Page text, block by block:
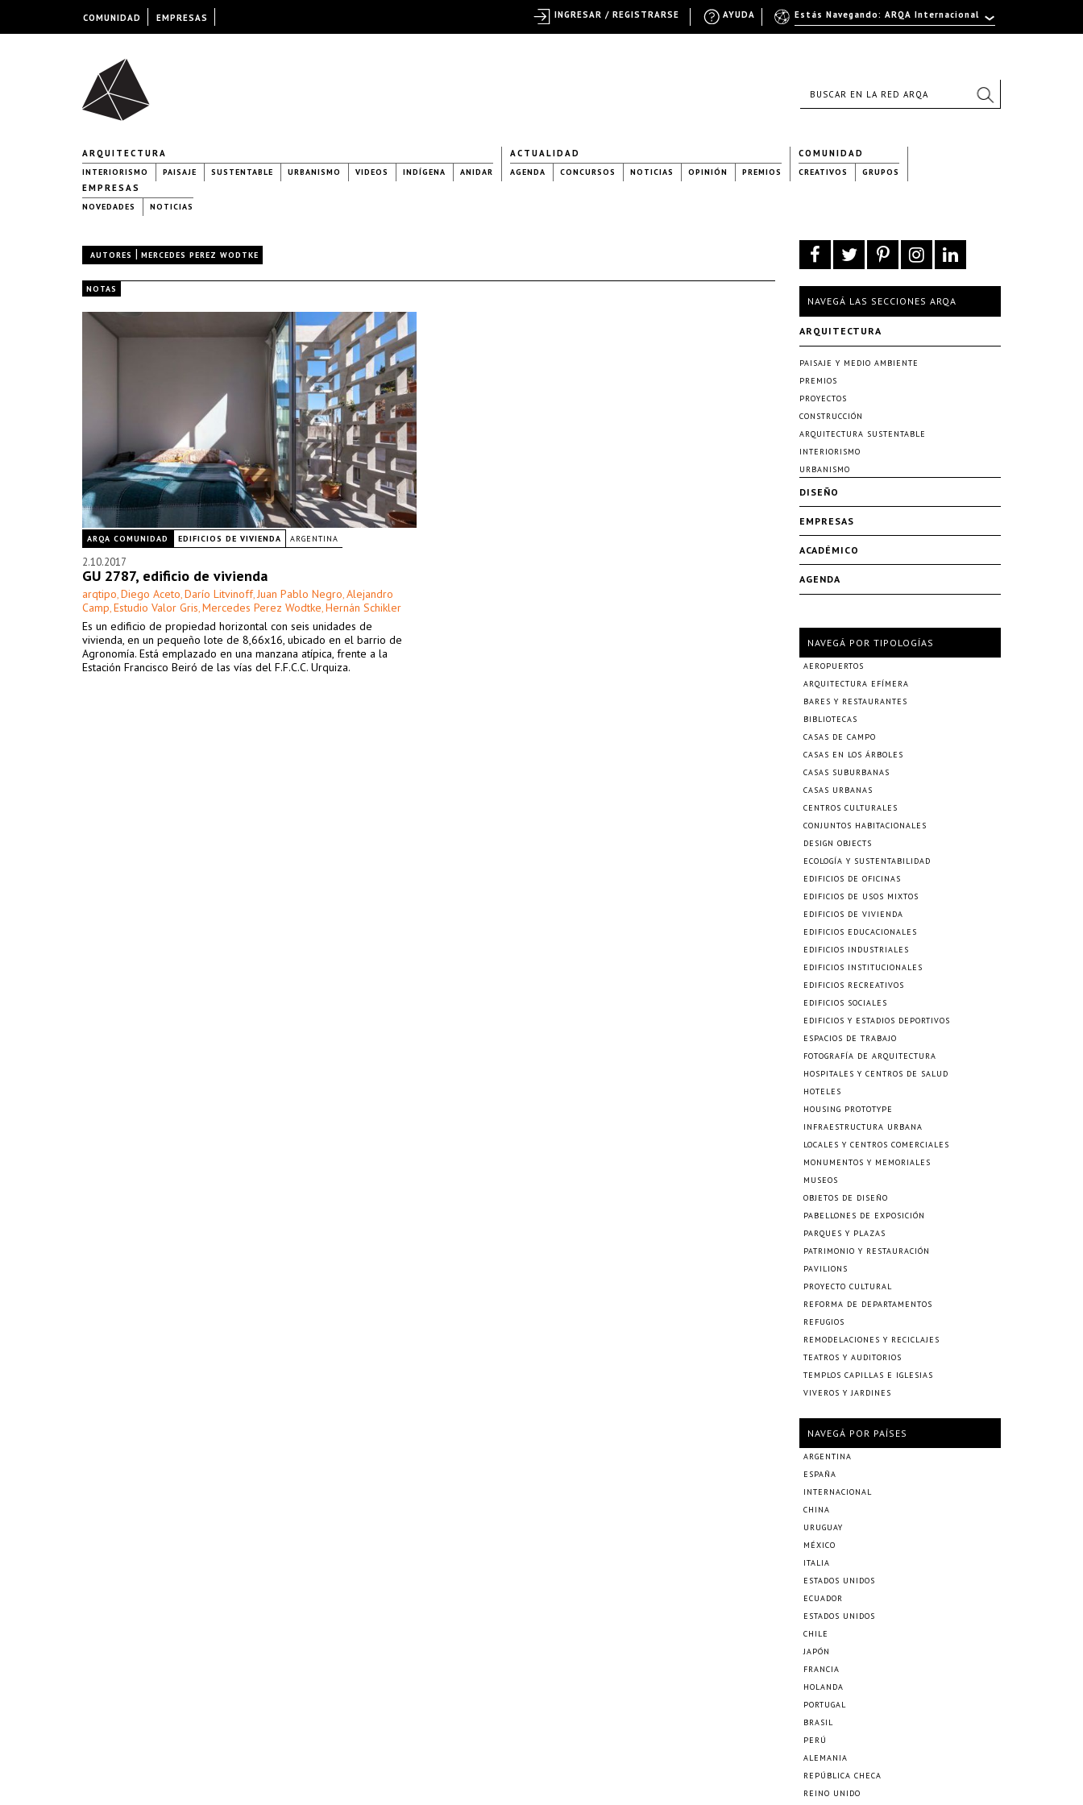
ARQUITECTURA
INTERIORISMO PAISAJE SUSTENTABLE URBANISMO VIDEOS INDÍGENA ANIDAR
ACTUALIDAD
AGENDA CONCURSOS NOTICIAS OPINIÓN PREMIOS
COMUNIDAD
CREATIVOS GRUPOS
EMPRESAS
NOVEDADES NOTICIAS
AUTORES | MERCEDES PEREZ WODTKE
NOTAS
ARQA COMUNIDAD EDIFICIOS DE VIVIENDA ARGENTINA
2.10.2017
GU 2787, edificio de vivienda
arqtipo, Diego Aceto, Darío Litvinoff, Juan Pablo Negro, Alejandro
Camp, Estudio Valor Gris, Mercedes Perez Wodtke, Hernán Schikler
Es un edificio de propiedad horizontal con seis unidades de
vivienda, en un pequeño lote de 8,66x16, ubicado en el barrio de
Agronomía. Está emplazado en una manzana atípica, frente a la
Estación Francisco Beiró de las vías del F.F.C.C. Urquiza.
NAVEGÁ LAS SECCIONES ARQA
ARQUITECTURA
PAISAJE Y MEDIO AMBIENTE
PREMIOS
PROYECTOS
CONSTRUCCIÓN
ARQUITECTURA SUSTENTABLE
INTERIORISMO
URBANISMO
DISEÑO
EMPRESAS
ACADÉMICO
AGENDA
NAVEGÁ POR TIPOLOGÍAS
AEROPUERTOS
ARQUITECTURA EFÍMERA
BARES Y RESTAURANTES
BIBLIOTECAS
CASAS DE CAMPO
CASAS EN LOS ÁRBOLES
CASAS SUBURBANAS
CASAS URBANAS
CENTROS CULTURALES
CONJUNTOS HABITACIONALES
DESIGN OBJECTS
ECOLOGÍA Y SUSTENTABILIDAD
EDIFICIOS DE OFICINAS
EDIFICIOS DE USOS MIXTOS
EDIFICIOS DE VIVIENDA
EDIFICIOS EDUCACIONALES
EDIFICIOS INDUSTRIALES
EDIFICIOS INSTITUCIONALES
EDIFICIOS RECREATIVOS
EDIFICIOS SOCIALES
EDIFICIOS Y ESTADIOS DEPORTIVOS
ESPACIOS DE TRABAJO
FOTOGRAFÍA DE ARQUITECTURA
HOSPITALES Y CENTROS DE SALUD
HOTELES
HOUSING PROTOTYPE
INFRAESTRUCTURA URBANA
LOCALES Y CENTROS COMERCIALES
MONUMENTOS Y MEMORIALES
MUSEOS
OBJETOS DE DISEÑO
PABELLONES DE EXPOSICIÓN
PARQUES Y PLAZAS
PATRIMONIO Y RESTAURACIÓN
PAVILIONS
PROYECTO CULTURAL
REFORMA DE DEPARTAMENTOS
REFUGIOS
REMODELACIONES Y RECICLAJES
TEATROS Y AUDITORIOS
TEMPLOS CAPILLAS E IGLESIAS
VIVEROS Y JARDINES
NAVEGÁ POR PAÍSES
ARGENTINA
ESPAÑA
INTERNACIONAL
CHINA
URUGUAY
MÉXICO
ITALIA
ESTADOS UNIDOS
ECUADOR
ESTADOS UNIDOS
CHILE
JAPÓN
FRANCIA
HOLANDA
PORTUGAL
BRASIL
PERÚ
ALEMANIA
REPÚBLICA CHECA
REINO UNIDO
COMUNIDAD EMPRESAS Estás Navegando: ARQA Internacional
AYUDA
INGRESAR / REGISTRARSE